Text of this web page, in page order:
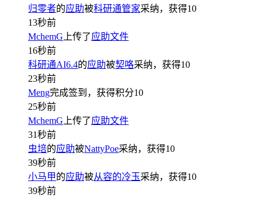
归零者的应助被科研通管家采纳，获得10
13秒前
MchemG 上传了应助文件
16秒前
科研通AI6.4的应助被契咯采纳，获得10
23秒前
Meng完成签到，获得积分10
25秒前
MchemG 上传了应助文件
31秒前
虫培的应助被NattyPoe采纳，获得10
39秒前
小马甲的应助被从容的冷玉采纳，获得10
39秒前